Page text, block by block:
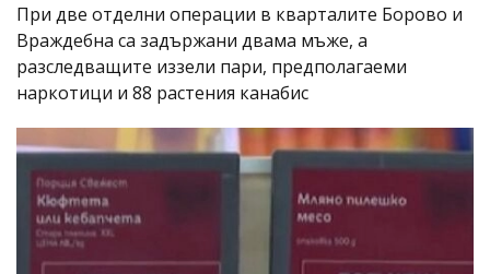
При две отделни операции в кварталите Борово и
Враждебна са задържани двама мъже, а
разследващите иззели пари, предполагаеми
наркотици и 88 растения канабис